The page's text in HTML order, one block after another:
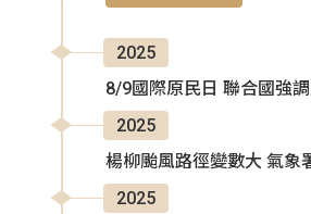
2025
8/9國際原民日 聯合國強
2025
楊柳颱風路徑變數大 氣象
2025